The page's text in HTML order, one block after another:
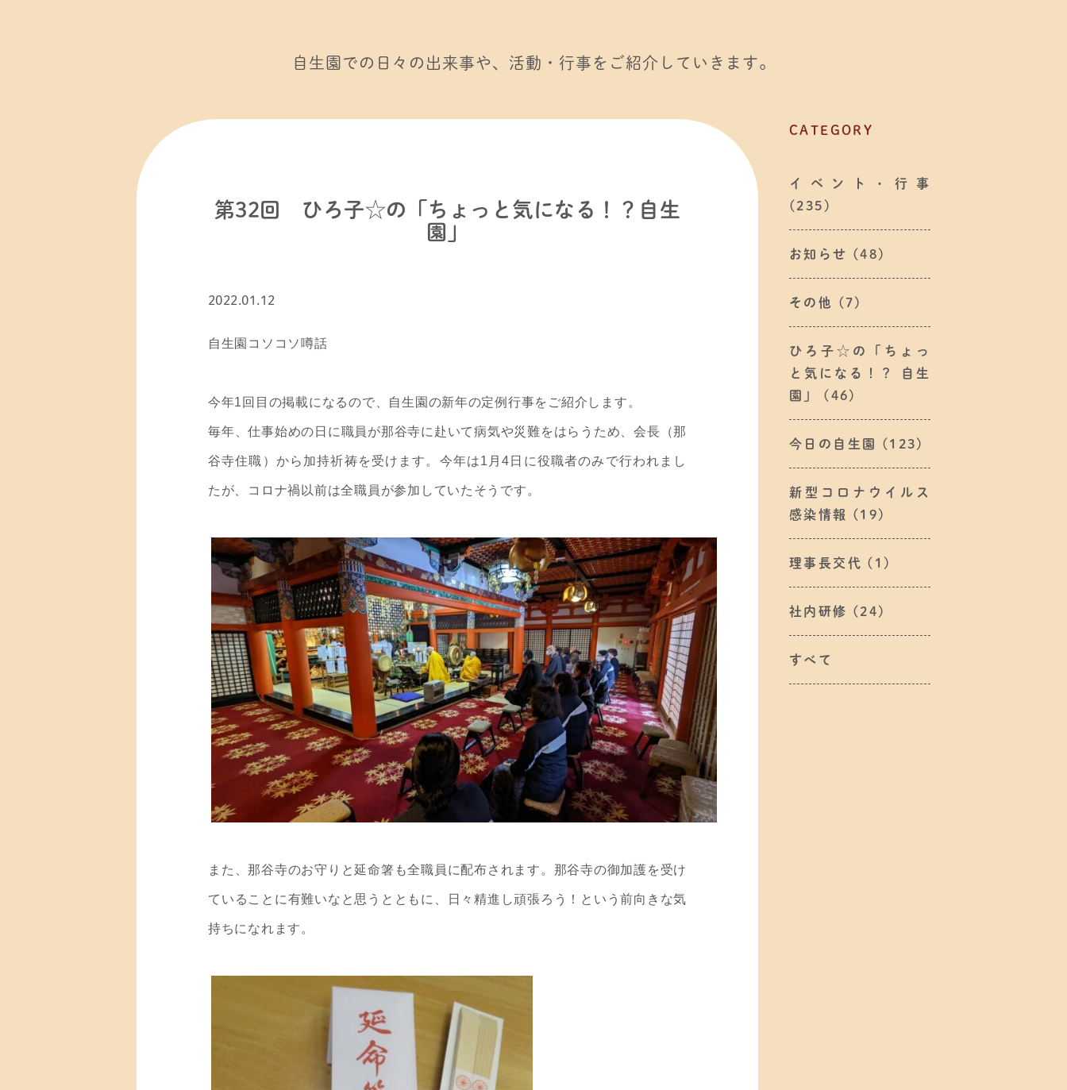
自生園での日々の出来事や、活動・行事をご紹介していきます。
CATEGORY
イベント・行事
(235)
お知らせ (48)
その他 (7)
ひろ子☆の「ちょっ
と気になる！？ 自生
園」
(46)
今日の自生園 (123)
新型コロナウイルス
感染情報
(19)
理事長交代 (1)
社内研修 (24)
すべて
第32回 ひろ子☆の「ちょっと気になる！？自生
園」
2022.01.12
自生園コソコソ噂話
今年1回目の掲載になるので、自生園の新年の定例行事をご紹介します。
毎年、仕事始めの日に職員が那谷寺に赴いて病気や災難をはらうため、会長（那
谷寺住職）から加持祈祷を受けます。今年は1月4日に役職者のみで行われまし
たが、コロナ禍以前は全職員が参加していたそうです。
また、那谷寺のお守りと延命箸も全職員に配布されます。那谷寺の御加護を受け
ていることに有難いなと思うとともに、日々精進し頑張ろう！という前向きな気
持ちになれます。